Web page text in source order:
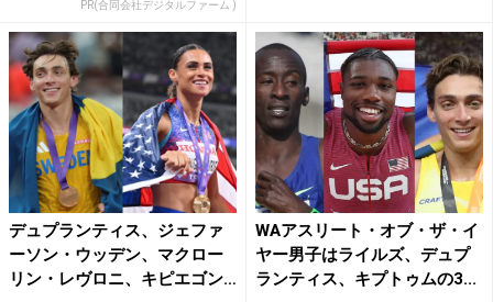
PR(合同会社デジタルファーム )
デュプランティス、ジェファ
ーソン・ウッデン、マクロー
リン・レヴロニ、キピエゴン
WAアスリート・オブ・ザ・イ
ヤー男子はライルズ、デュプ
ランティス、キプトゥムの3...